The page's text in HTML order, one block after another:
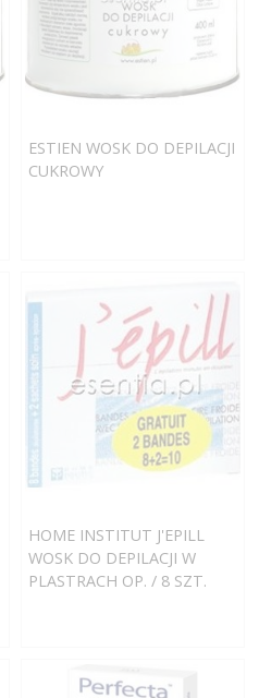
ESTIEN WOSK DO DEPILACJI
CUKROWY
HOME INSTITUT J'EPILL
WOSK DO DEPILACJI W
PLASTRACH OP. / 8 SZT.